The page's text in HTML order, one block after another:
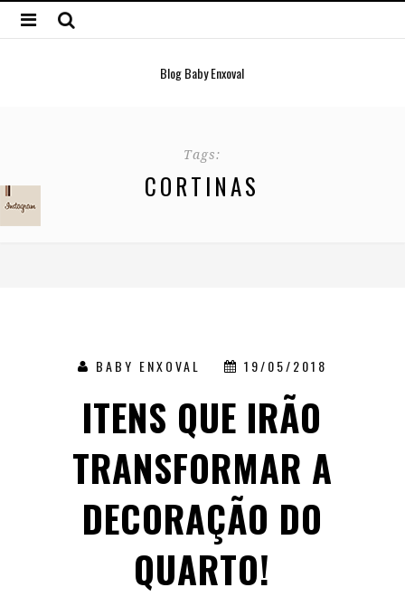
Blog Baby Enxoval
Tags:
CORTINAS
BABY ENXOVAL 19/05/2018
ITENS QUE IRÃO
TRANSFORMAR A
DECORAÇÃO DO
QUARTO!